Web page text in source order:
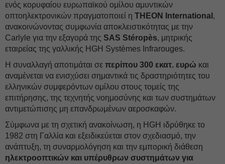
ενός κορυφαίου ευρωπαϊκού ομίλου αμυντικών
οπτοηλεκτρονικών πραγματοποιεί η THEON International ,
ανακοινώνοντας συμφωνία αποκλειστικότητας με την
Carlyle για την εξαγορά της SAS Stéropès, μητρικής
εταιρείας της γαλλικής HGH Systèmes Infrarouges.
Η συναλλαγή αποτιμάται σε περίπου 300 εκατ. ευρώ και
αναμένεται να ενισχύσει σημαντικά τις δραστηριότητες του
ελληνικών συμφερόντων ομίλου στους τομείς της
επιτήρησης, της τεχνητής νοημοσύνης και των συστημάτων
αντιμετώπισης μη επανδρωμένων αεροσκαφών.
Σύμφωνα με τη σχετική ανακοίνωση, η HGH ιδρύθηκε το
1982 στη Γαλλία και εξειδικεύεται στον σχεδιασμό, την
ανάπτυξη, τη συναρμολόγηση και την εμπορική διάθεση
ηλεκτροοπτικών και υπέρυθρων συστημάτων για